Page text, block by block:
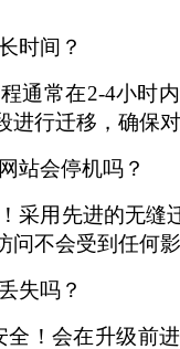
时间？
通常在2-4小时
进行迁移，确保
站会停机吗？
采用先进的无缝
问不会受到任何影
失吗？
全！会在升级前